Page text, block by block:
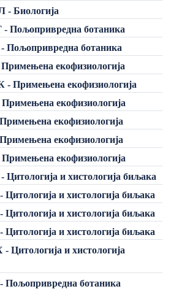
Биологија
ботаника
ботаника
екофизиологија
Примењена екофизиологија
екофизиологија
екофизиологија
екофизиологија
екофизиологија
и хистологија биљака
и хистологија биљака
и хистологија биљака
и хистологија биљака
и хистологија
ботаника